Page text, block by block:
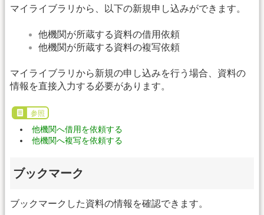
マイライブラリから、以下の新規申し込みができます。
他機関が所蔵する資料の借用依頼
他機関が所蔵する資料の複写依頼
マイライブラリから新規の申し込みを行う場合、資料の
情報を直接入力する必要があります。
参照
他機関へ借用を依頼する
他機関へ複写を依頼する
ブックマーク
ブックマークした資料の情報を確認できます。